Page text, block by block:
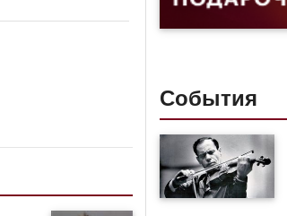
События